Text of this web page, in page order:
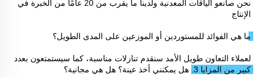
الإنتاج
ما هي الفوائد للمستوردين أو الموزعين على المدى الطويل؟
كبير من المزايا 3. هل يمكنني أخذ عينة؟ هل هي مجانية؟